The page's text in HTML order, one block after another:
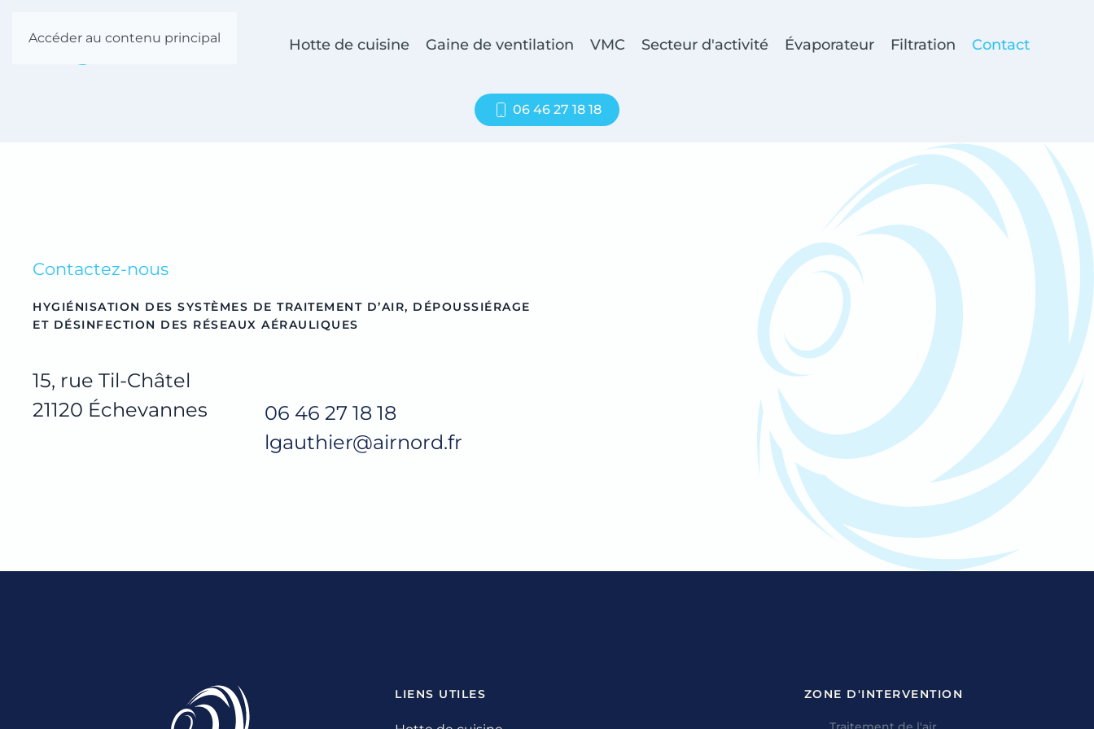
Accéder au contenu principal Hotte de cuisine Gaine de ventilation VMC Secteur d'activité Évaporateur Filtration Contact
06 46 27 18 18
Contactez-nous
HYGIÉNISATION DES SYSTÈMES DE TRAITEMENT D’AIR, DÉPOUSSIÉRAGE
ET DÉSINFECTION DES RÉSEAUX AÉRAULIQUES
15, rue Til-Châtel
21120 Échevannes
06 46 27 18 18
lgauthier@airnord.fr
LIENS UTILES ZONE D'INTERVENTION